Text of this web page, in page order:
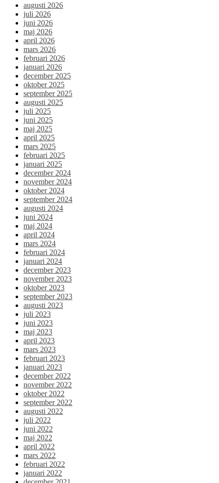
augusti 2026
juli 2026
juni 2026
maj 2026
april 2026
mars 2026
februari 2026
januari 2026
december 2025
oktober 2025
september 2025
augusti 2025
juli 2025
juni 2025
maj 2025
april 2025
mars 2025
februari 2025
januari 2025
december 2024
november 2024
oktober 2024
september 2024
augusti 2024
juni 2024
maj 2024
april 2024
mars 2024
februari 2024
januari 2024
december 2023
november 2023
oktober 2023
september 2023
augusti 2023
juli 2023
juni 2023
maj 2023
april 2023
mars 2023
februari 2023
januari 2023
december 2022
november 2022
oktober 2022
september 2022
augusti 2022
juli 2022
juni 2022
maj 2022
april 2022
mars 2022
februari 2022
januari 2022